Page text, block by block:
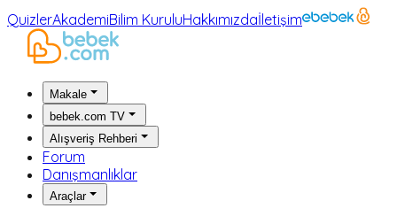
QuizlerAkademiBilim KuruluHakkımızdaİletişim
Makale
bebek.com TV
Alışveriş Rehberi
Forum
Danışmanlıklar
Araçlar